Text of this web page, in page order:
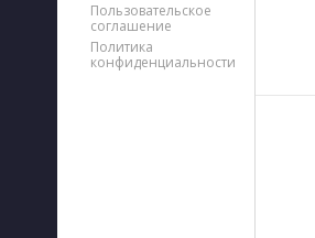
Пользовательское
соглашение
Политика
конфиденциальности